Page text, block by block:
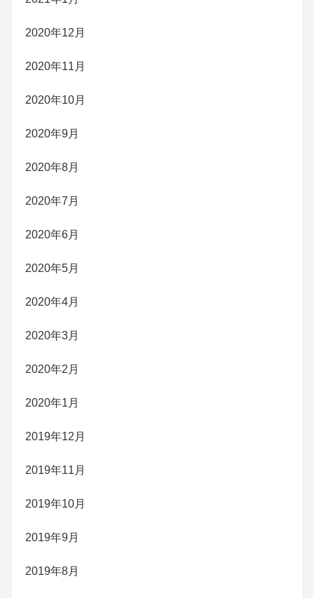
2020年12月
2020年11月
2020年10月
2020年9月
2020年8月
2020年7月
2020年6月
2020年5月
2020年4月
2020年3月
2020年2月
2020年1月
2019年12月
2019年11月
2019年10月
2019年9月
2019年8月